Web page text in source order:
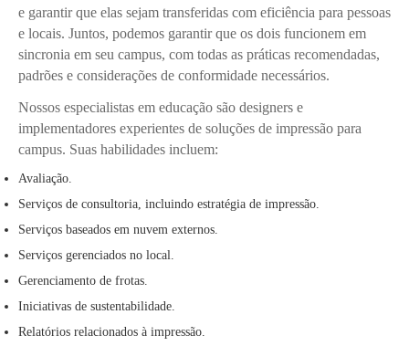
e garantir que elas sejam transferidas com eficiência para pessoas
e locais. Juntos, podemos garantir que os dois funcionem em
sincronia em seu campus, com todas as práticas recomendadas,
padrões e considerações de conformidade necessários.
Nossos especialistas em educação são designers e
implementadores experientes de soluções de impressão para
campus. Suas habilidades incluem:
Avaliação.
Serviços de consultoria, incluindo estratégia de impressão.
Serviços baseados em nuvem externos.
Serviços gerenciados no local.
Gerenciamento de frotas.
Iniciativas de sustentabilidade.
Relatórios relacionados à impressão.